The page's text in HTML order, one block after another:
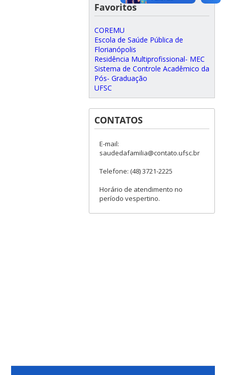
Favoritos
COREMU
Escola de Saúde Pública de
Florianópolis
Residência Multiprofissional- MEC
Sistema de Controle Acadêmico da
Pós- Graduação
UFSC
CONTATOS
E-mail:
saudedafamilia@contato.ufsc.br
Telefone: (48) 3721-2225
Horário de atendimento no
período vespertino.